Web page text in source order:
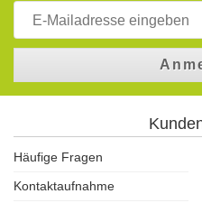
Häufige Fragen
Kontaktaufnahme